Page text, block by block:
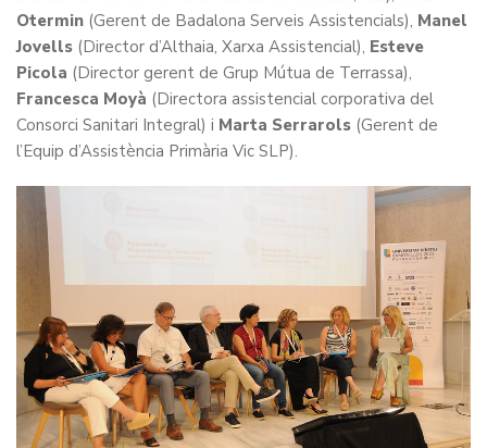
Otermin (Gerent de Badalona Serveis Assistencials), Manel
Jovells (Director d’Althaia, Xarxa Assistencial), Esteve
Picola (Director gerent de Grup Mútua de Terrassa),
Francesca Moyà (Directora assistencial corporativa del
Consorci Sanitari Integral) i Marta Serrarols (Gerent de
l’Equip d’Assistència Primària Vic SLP).